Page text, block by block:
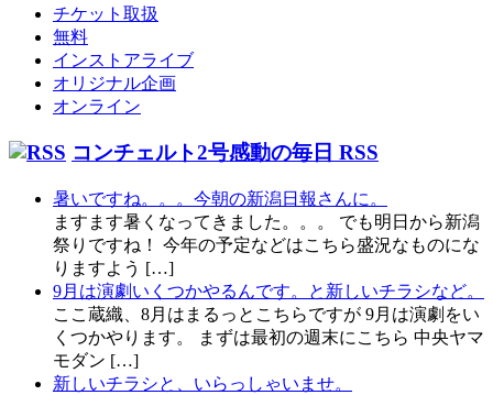
チケット取扱
無料
インストアライブ
オリジナル企画
オンライン
コンチェルト2号感動の毎日 RSS
暑いですね。。。今朝の新潟日報さんに。
ますます暑くなってきました。。。 でも明日から新潟
祭りですね！ 今年の予定などはこちら盛況なものにな
りますよう […]
9月は演劇いくつかやるんです。と新しいチラシなど。
ここ蔵織、8月はまるっとこちらですが 9月は演劇をい
くつかやります。 まずは最初の週末にこちら 中央ヤマ
モダン […]
新しいチラシと、いらっしゃいませ。